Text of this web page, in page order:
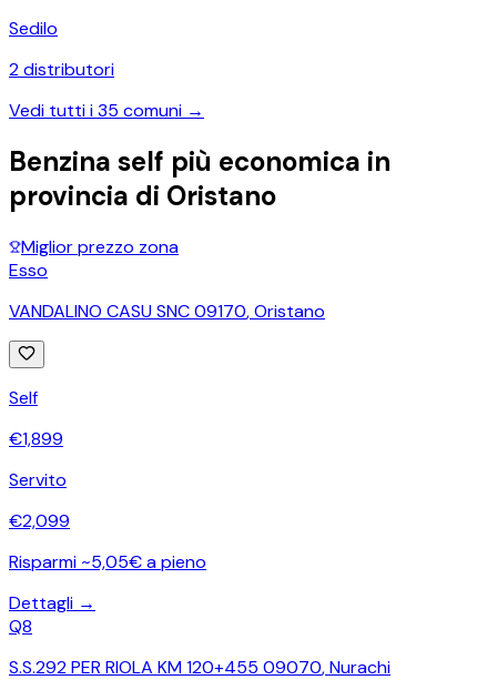
Sedilo
2distributori
Vedi tutti i35 comuni →
Benzina self più economica in
provincia di Oristano
Miglior prezzo zona
Esso
VANDALINO CASU SNC 09170,Oristano
Self
€1,899
Servito
€2,099
Risparmi ~5,05€ a pieno
Dettagli →
Q8
S.S.292 PER RIOLA KM 120+455 09070,Nurachi